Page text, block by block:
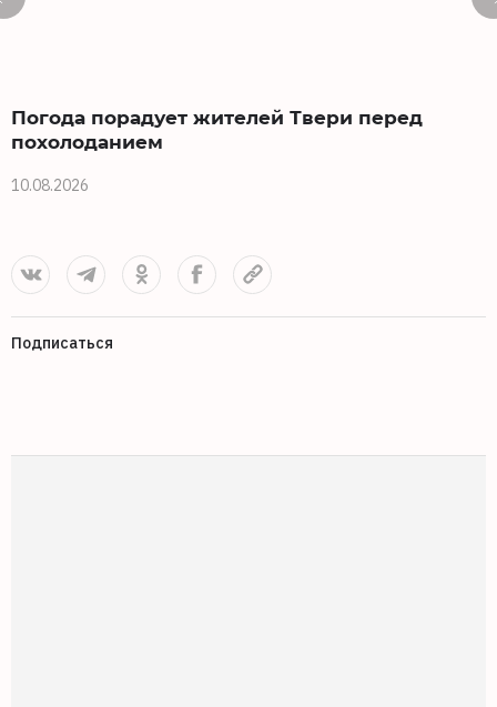
Погода порадует жителей Твери перед
похолоданием
10.08.2026
Подписаться